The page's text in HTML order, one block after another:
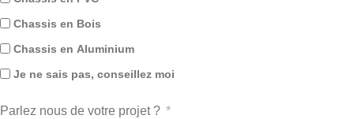
Chassis en Bois
Chassis en Aluminium
Je ne sais pas, conseillez moi
Parlez nous de votre projet ?